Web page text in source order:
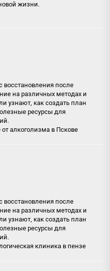
жизни.
восстановления после
на различных методах и
узнают, как создать план
ресурсы для
алкоголизма в Пскове
восстановления после
на различных методах и
узнают, как создать план
ресурсы для
клиника в пензе